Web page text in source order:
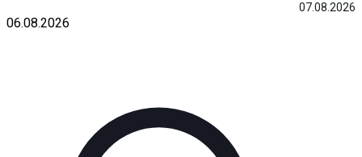
07.08.2026
06.08.2026